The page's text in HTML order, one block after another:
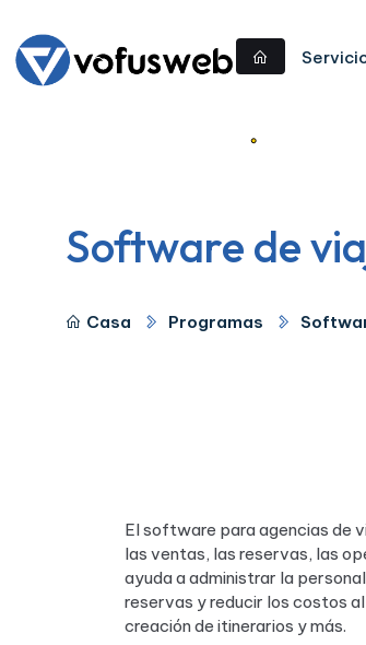
Software de
Casa Programas
El software para agencias de
las ventas, las reservas, las
ayuda a administrar la
reservas y reducir los costos
creación de itinerarios y más.